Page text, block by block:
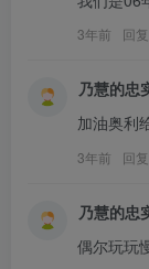
3年前 回复
乃慧的忠
加油奥利
3年前 回复
乃慧的忠
偶尔玩玩